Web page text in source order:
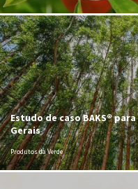
Estudo de caso BAKS®
Gerais
Produtos da Verde